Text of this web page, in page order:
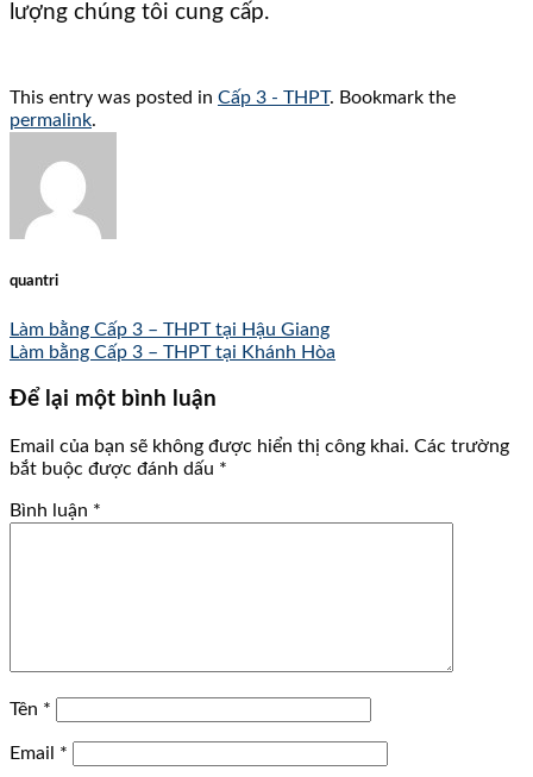
lượng chúng tôi cung cấp. ​
This entry was posted in Cấp 3 - THPT. Bookmark the
permalink.
quantri
Làm bằng Cấp 3 – THPT tại Hậu Giang
Làm bằng Cấp 3 – THPT tại Khánh Hòa
Để lại một bình luận
Email của bạn sẽ không được hiển thị công khai. Các trường
bắt buộc được đánh dấu *
Bình luận *
Tên *
Email *